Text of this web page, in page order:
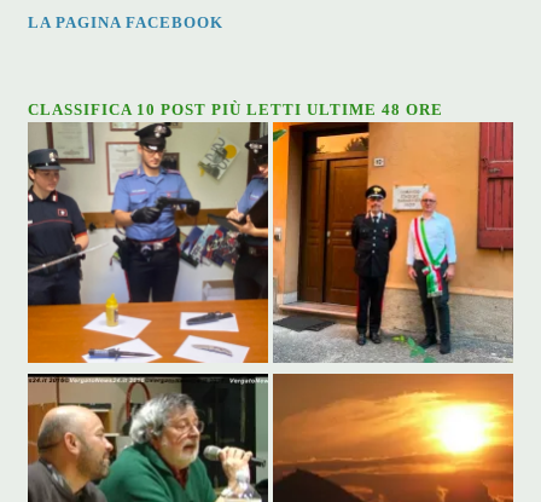
LA PAGINA FACEBOOK
CLASSIFICA 10 POST PIÙ LETTI ULTIME 48 ORE